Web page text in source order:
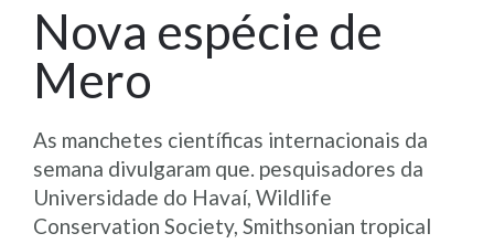
Nova espécie de
Mero
As manchetes científicas internacionais da
semana divulgaram que. pesquisadores da
Universidade do Havaí, Wildlife
Conservation Society, Smithsonian tropical